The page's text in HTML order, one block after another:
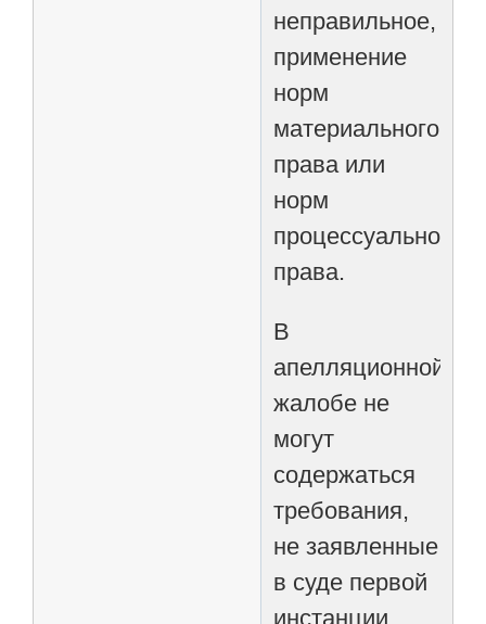
неправильное,
применение
норм
материального
права или
норм
процессуального
права.
В
апелляционной
жалобе не
могут
содержаться
требования,
не заявленные
в суде первой
инстанции.